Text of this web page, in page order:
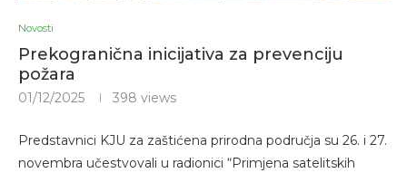
Novosti
Prekogranična inicijativa za prevenciju
požara
01/12/2025 398 views
Predstavnici KJU za zaštićena prirodna područja su 26. i 27.
novembra učestvovali u radionici “Primjena satelitskih